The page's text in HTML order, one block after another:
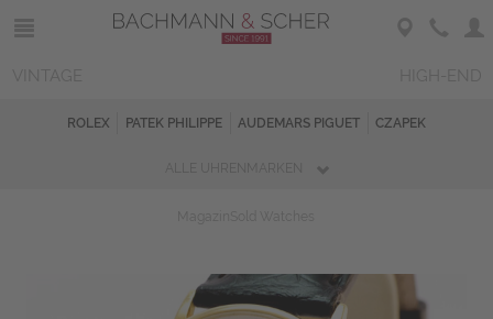
ROLEX PATEK PHILIPPE AUDEMARS PIGUET CZAPEK